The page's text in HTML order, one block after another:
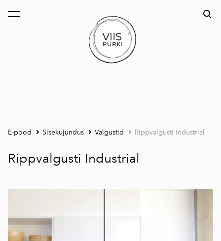
lisati ostukorvi. Vaata ostukorvi
E-pood Sisekujundus Valgustid Rippvalgusti Industrial
Rippvalgusti Industrial